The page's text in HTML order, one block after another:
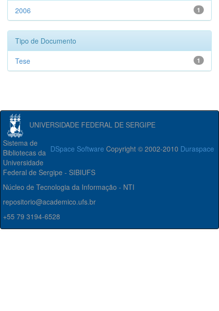
1
2006
Tipo de Documento
1
Tese
UNIVERSIDADE FEDERAL DE SERGIPE
DSpace Software Copyright © 2002-2010 Duraspace
Sistema de
Bibliotecas da
Universidade
Federal de Sergipe - SIBIUFS
Núcleo de Tecnologia da Informação - NTI
repositorio@academico.ufs.br
+55 79 3194-6528